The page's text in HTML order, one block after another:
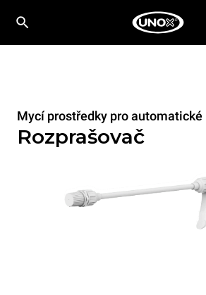
Mycí prostředky pro
Rozprašovač